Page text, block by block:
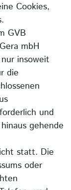
Cookies,
GVB
mbH
insoweit
die
und
gehende
statt. Die
oder